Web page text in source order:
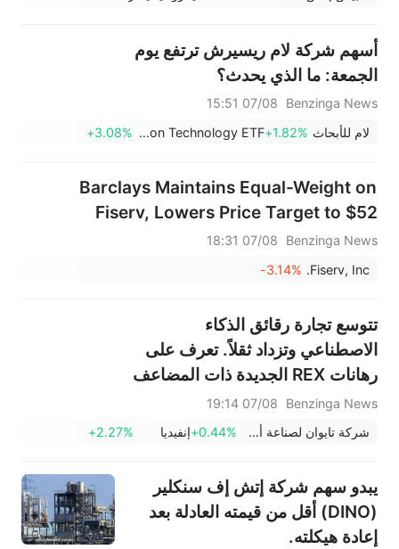
تقول إن مضيق هرمز لن يُفتح فورًا
أسهم شركة لام ريسيرش ترتفع يوم
الجمعة: ما الذي يحدث؟
Benzinga News
07/08 15:51
لام للأبحاث +1.82%
Baron Technology ETF
+3.08%
Barclays Maintains Equal-Weight on
Fiserv, Lowers Price Target to $52
Benzinga News
07/08 18:31
Fiserv, Inc.
-3.14%
تتوسع تجارة رقائق الذكاء
الاصطناعي وتزداد ثقلاً. تعرف على
رهانات REX الجديدة ذات المضاعف
الثلاثي.
Benzinga News
07/08 19:14
شركة تايوان لصناعة أشباه الموصلات المحدودة
+0.44%إنفيديا +2.27%
يبدو سهم شركة إتش إف سنكلير
(DINO) أقل من قيمته العادلة بعد
إعادة هيكلته.